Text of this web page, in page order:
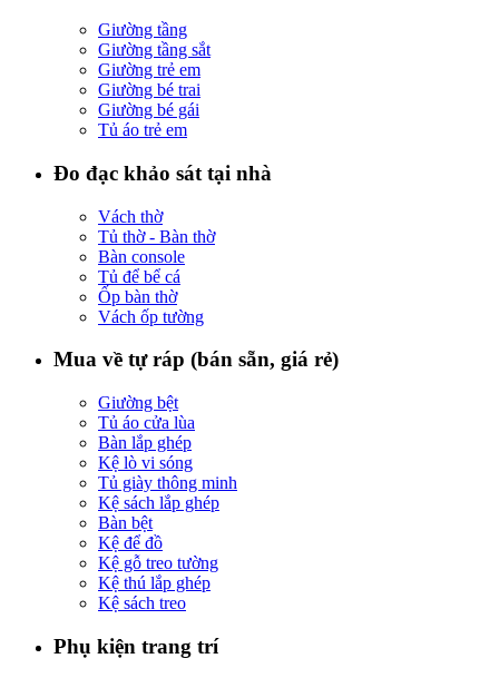
Giường tầng
Giường tầng sắt
Giường trẻ em
Giường bé trai
Giường bé gái
Tủ áo trẻ em
Đo đạc khảo sát tại nhà
Vách thờ
Tủ thờ - Bàn thờ
Bàn console
Tủ để bể cá
Ốp bàn thờ
Vách ốp tường
Mua về tự ráp (bán sẵn, giá rẻ)
Giường bệt
Tủ áo cửa lùa
Bàn lắp ghép
Kệ lò vi sóng
Tủ giày thông minh
Kệ sách lắp ghép
Bàn bệt
Kệ để đồ
Kệ gỗ treo tường
Kệ thú lắp ghép
Kệ sách treo
Phụ kiện trang trí